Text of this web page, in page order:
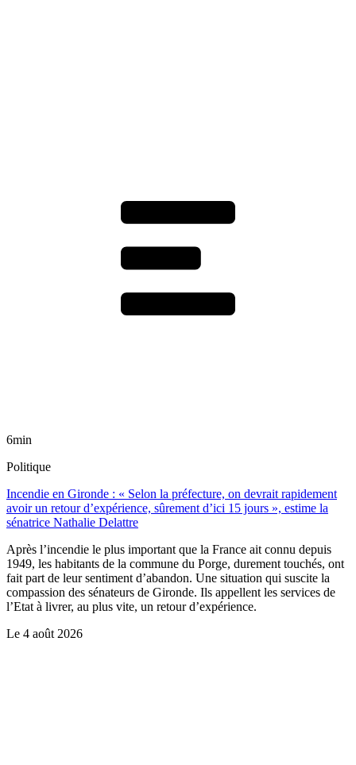
6min
Politique
Incendie en Gironde : « Selon la préfecture, on devrait rapidement
avoir un retour d’expérience, sûrement d’ici 15 jours », estime la
sénatrice Nathalie Delattre
Après l’incendie le plus important que la France ait connu depuis
1949, les habitants de la commune du Porge, durement touchés, ont
fait part de leur sentiment d’abandon. Une situation qui suscite la
compassion des sénateurs de Gironde. Ils appellent les services de
l’Etat à livrer, au plus vite, un retour d’expérience.
Le 4 août 2026